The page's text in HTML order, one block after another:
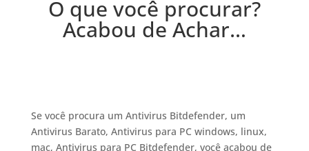
O que você procurar?
Acabou de Achar…
Se você procura um Antivirus Bitdefender, um
Antivirus Barato, Antivirus para PC windows, linux,
mac, Antivirus para PC Bitdefender, você acabou de